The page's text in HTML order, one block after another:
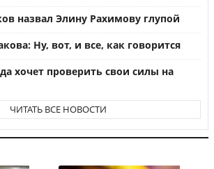
назвал Элину Рахимову глупой
Ну, вот, и все, как говорится
хочет проверить свои силы на
ЧИТАТЬ ВСЕ НОВОСТИ